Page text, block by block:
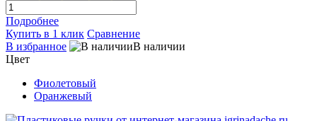
Подробнее
Купить в 1 клик Сравнение
В избранное
В наличии
Цвет
Фиолетовый
Оранжевый